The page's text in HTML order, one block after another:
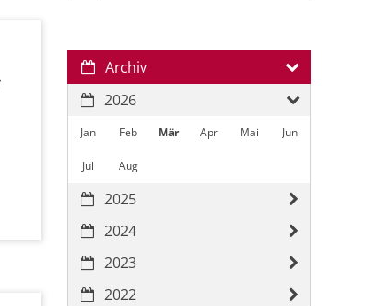
Archiv
2026
Jan Feb Mär Apr Mai Jun
Jul Aug
2025
2024
2023
2022